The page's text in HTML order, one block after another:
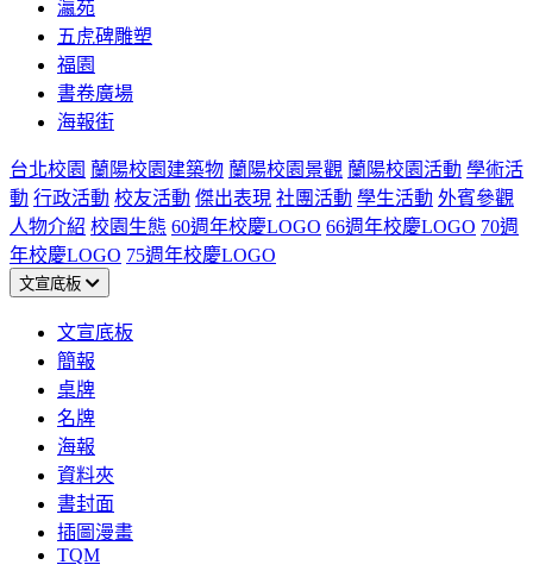
瀛苑
五虎碑雕塑
福園
書卷廣場
海報街
台北校園 蘭陽校園建築物 蘭陽校園景觀 蘭陽校園活動 學術活
動 行政活動 校友活動 傑出表現 社團活動 學生活動 外賓參觀
人物介紹 校園生態 60週年校慶LOGO 66週年校慶LOGO 70週
年校慶LOGO 75週年校慶LOGO
文宣底板
文宣底板
簡報
桌牌
名牌
海報
資料夾
書封面
插圖漫畫
TQM